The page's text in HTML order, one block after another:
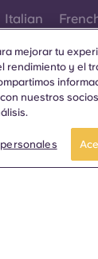
Italian
mejorar tu
rendimiento y el
nuestros